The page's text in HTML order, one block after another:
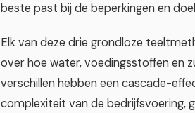
beste past bij de beperkingen en
Elk van deze drie grondloze
over hoe water, voedingsstoffen en
verschillen hebben een cascade-
complexiteit van de bedrijfsvoering,